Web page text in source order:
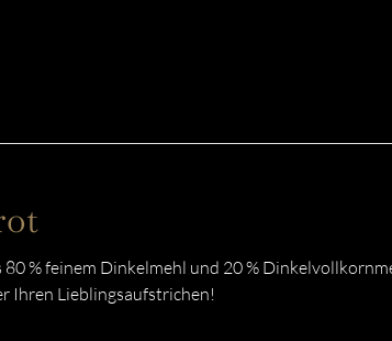
% feinem Dinkelmehl und 20 %
Ihren Lieblingsaufstrichen!